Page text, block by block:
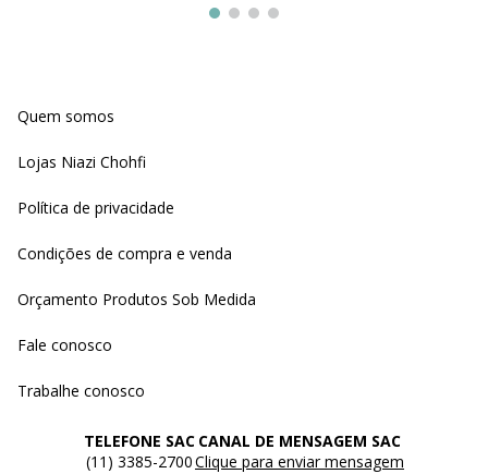
Quem somos
Lojas Niazi Chohfi
Política de privacidade
Condições de compra e venda
Orçamento Produtos Sob Medida
Fale conosco
Trabalhe conosco
TELEFONE SAC
(11) 3385-2700
CANAL DE MENSAGEM SAC
Clique para enviar mensagem